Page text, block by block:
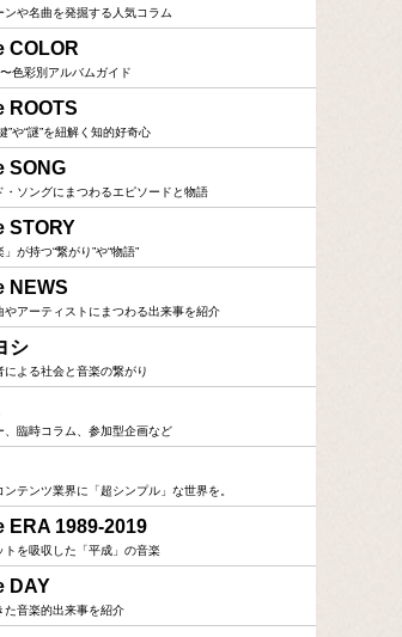
ンや名曲を発掘する人気コラム
COLOR
〜色彩別アルバムガイド
ROOTS
”や“謎”を紐解く知的好奇心
SONG
・ソングにまつわるエピソードと物語
STORY
」が持つ“繋がり”や“物語”
NEWS
やアーティストにまつわる出来事を紹介
シ
による社会と音楽の繋がり
、臨時コラム、参加型企画など
ンテンツ業界に「超シンプル」な世界を。
ERA 1989-2019
トを吸収した「平成」の音楽
DAY
た音楽的出来事を紹介